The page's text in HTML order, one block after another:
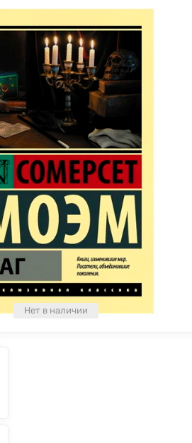
Нет в наличии